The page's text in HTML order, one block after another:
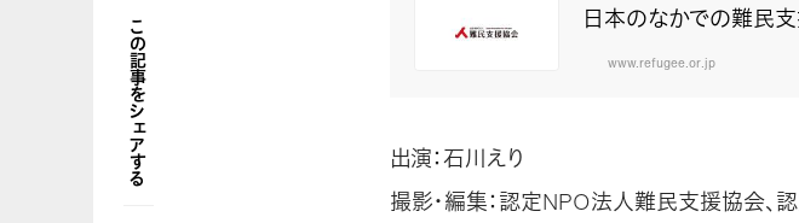
日本のなかでの難民
www.refugee.or.jp
出演：石川えり
撮影・編集：認定NPO法人難民支援協会
この記事をシェアする